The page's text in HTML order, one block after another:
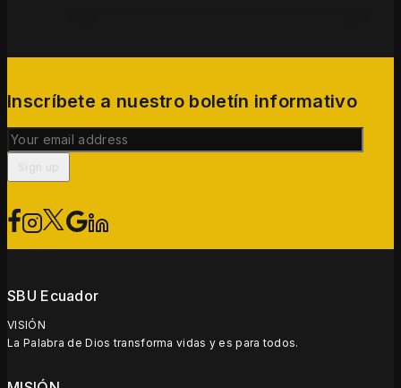
Inscríbete a nuestro boletín informativo
SBU Ecuador
VISIÓN
La Palabra de Dios transforma vidas y es para todos.